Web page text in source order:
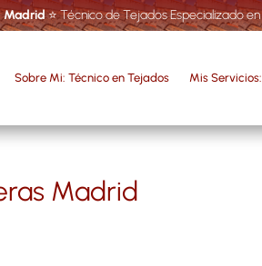
Madrid⭐ Técnico de Tejados Especializado en
Sobre Mi: Técnico en Tejados Mis Servicios:
Madrid